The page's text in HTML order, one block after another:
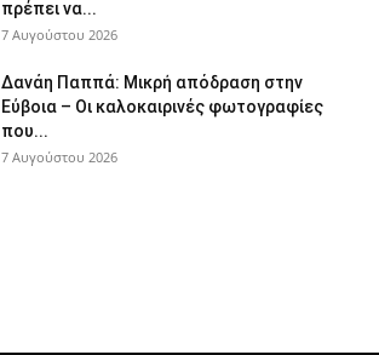
πρέπει να...
7 Αυγούστου 2026
Δανάη Παππά: Μικρή απόδραση στην
Εύβοια – Οι καλοκαιρινές φωτογραφίες
που...
7 Αυγούστου 2026